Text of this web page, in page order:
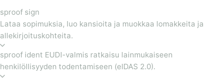
sproof sign
Lataa sopimuksia, luo kansioita ja muokkaa lomakkeita ja
allekirjoituskohteita.
sproof ident EUDI-valmis ratkaisu lainmukaiseen
henkilöllisyyden todentamiseen (eIDAS 2.0).